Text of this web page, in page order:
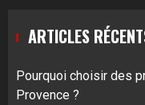
ARTICLES
Pourquoi choisir des
Provence ?